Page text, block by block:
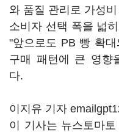
와 품질 관리로 가성
소비자 선택 폭을 넓
"앞으로도 PB 빵 확
구매 패턴에 큰 영향
다.
이지유 기자
이 기사는 뉴스토마